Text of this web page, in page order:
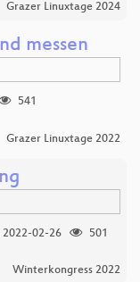
Grazer Linuxtage 2024
messen
541
Grazer Linuxtage 2022
2022-02-26
501
Winterkongress 2022